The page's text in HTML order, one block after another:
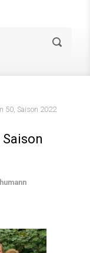
50, Saison 2022